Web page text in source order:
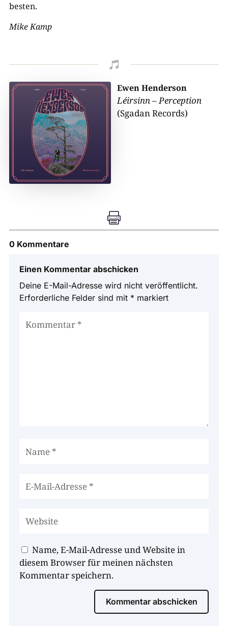
besten.
Mike Kamp

Ewen Henderson
Léirsinn – Perception
(Sgadan Records)

0 Kommentare
Einen Kommentar abschicken
Deine E-Mail-Adresse wird nicht veröffentlicht.
Erforderliche Felder sind mit * markiert
Name, E-Mail-Adresse und Website in
diesem Browser für meinen nächsten
Kommentar speichern.
Kommentar abschicken